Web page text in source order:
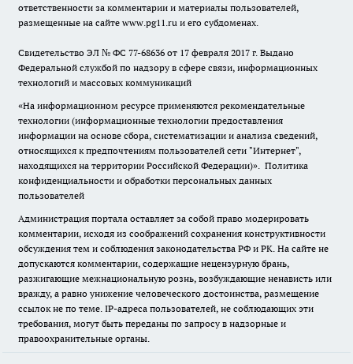
ответственности за комментарии и материалы пользователей,
размещенные на сайте www.pg11.ru и его субдоменах.
Свидетельство ЭЛ № ФС 77-68636 от 17 февраля 2017 г. Выдано
Федеральной службой по надзору в сфере связи, информационных
технологий и массовых коммуникаций
«На информационном ресурсе применяются рекомендательные
технологии (информационные технологии предоставления
информации на основе сбора, систематизации и анализа сведений,
относящихся к предпочтениям пользователей сети "Интернет",
находящихся на территории Российской Федерации)». Политика
конфиденциальности и обработки персональных данных
пользователей
Администрация портала оставляет за собой право модерировать
комментарии, исходя из соображений сохранения конструктивности
обсуждения тем и соблюдения законодательства РФ и РК. На сайте не
допускаются комментарии, содержащие нецензурную брань,
разжигающие межнациональную рознь, возбуждающие ненависть или
вражду, а равно унижение человеческого достоинства, размещение
ссылок не по теме. IP-адреса пользователей, не соблюдающих эти
требования, могут быть переданы по запросу в надзорные и
правоохранительные органы.